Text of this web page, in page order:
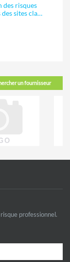
des risques
sites cla…
un fournisseur
professionnel.